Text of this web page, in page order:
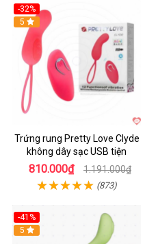
-32%
5
Trứng rung Pretty Love Clyde
không dây sạc USB tiện
810.000₫ 1.191.000₫
(873)
-41%
Hot
5